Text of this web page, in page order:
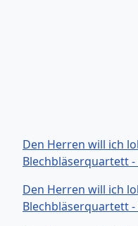
Den Herren will ich
Blechbläserquartett
Den Herren will ich
Blechbläserquartett -